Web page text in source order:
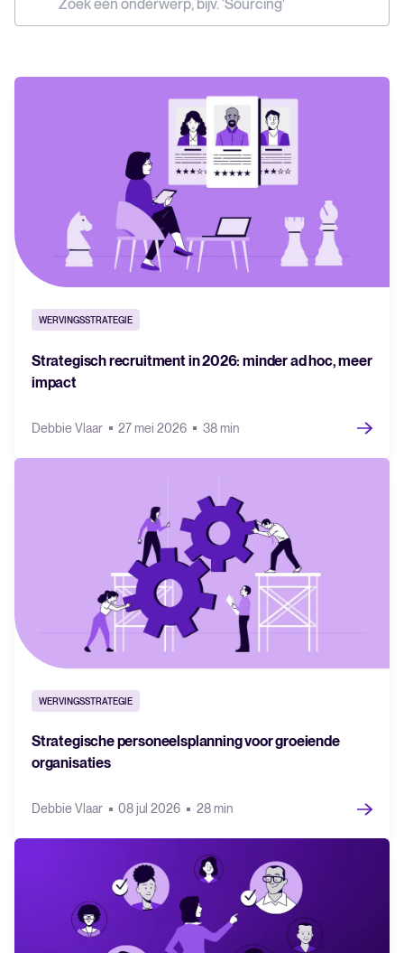
WERVINGSSTRATEGIE
Strategisch recruitment in 2026: minder ad hoc, meer
impact
Debbie Vlaar 27 mei 2026 38 min
WERVINGSSTRATEGIE
Strategische personeelsplanning voor groeiende
organisaties
Debbie Vlaar 08 jul 2026 28 min